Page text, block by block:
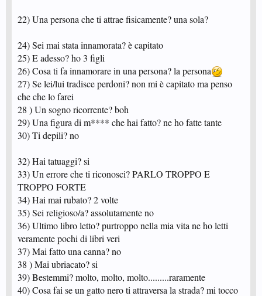
22) Una persona che ti attrae fisicamente? una sola?
24) Sei mai stata innamorata? è capitato
25) E adesso? ho 3 figli
26) Cosa ti fa innamorare in una persona? la persona
27) Se lei/lui tradisce perdoni? non mi è capitato ma penso
che che lo farei
28 ) Un sogno ricorrente? boh
29) Una figura di m**** che hai fatto? ne ho fatte tante
30) Ti depili? no
32) Hai tatuaggi? si
33) Un errore che ti riconosci? PARLO TROPPO E
TROPPO FORTE
34) Hai mai rubato? 2 volte
35) Sei religioso/a? assolutamente no
36) Ultimo libro letto? purtroppo nella mia vita ne ho letti
veramente pochi di libri veri
37) Mai fatto una canna? no
38 ) Mai ubriacato? si
39) Bestemmi? molto, molto, molto.........raramente
40) Cosa fai se un gatto nero ti attraversa la strada? mi tocco